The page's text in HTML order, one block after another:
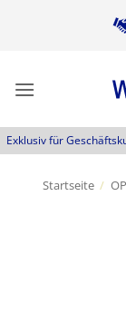
Exklusiv für
Startseite /